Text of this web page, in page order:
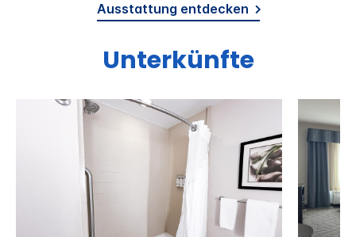
Ausstattung entdecken
Unterkünfte